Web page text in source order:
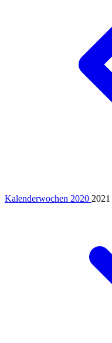
Kalenderwochen 2020 2021